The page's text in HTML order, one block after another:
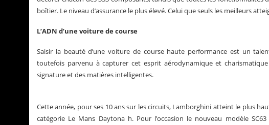
boîtier. Le niveau d’assurance le plus élevé. Celui que seuls les meilleurs
L’ADN d’une voiture de course
Saisir la beauté d’une voiture de course haute performance est un
toutefois parvenu à capturer cet esprit aérodynamique et
signature et des matières intelligentes.
Cette année, pour ses 10 ans sur les circuits, Lamborghini atteint le plus
catégorie Le Mans Daytona h. Pour l’occasion le nouveau modèle